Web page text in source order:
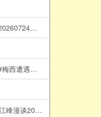
取代王毅，马朝旭急闯华府探雷！川习会前夜，中南海权斗与AI危机同时失控；习近平“无上限”外交突然变脸；月之暗面Kimi-K3年度最大IPO遭遇美国狙击【江峰漫谈20260724第1241期】#中国时局
故意输掉世界杯决赛？！一夜之间成为骗子的梅西遭遇假爆料、千万请愿、全网围攻：国际足联开除阿根廷，一场信息战背后的黑手【江峰漫谈20260723第1240期】#梅西遭遇网暴
广东虐狗事件引爆纽约时代广场，从旺旺、铁链女到防疫扑杀：中国人为何向弱者下手？互害社会与国家对生命的降格；《反虐待动物法》为何难以立法，难以执行【江峰漫谈20260722第1239期】#中国时局